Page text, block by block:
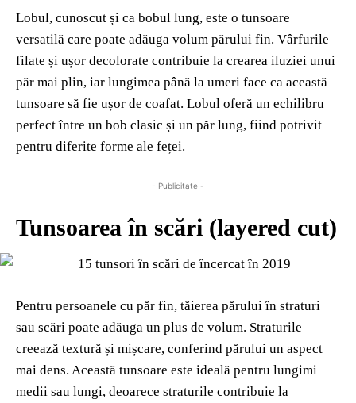
Lobul, cunoscut și ca bobul lung, este o tunsoare
versatilă care poate adăuga volum părului fin. Vârfurile
filate și ușor decolorate contribuie la crearea iluziei unui
păr mai plin, iar lungimea până la umeri face ca această
tunsoare să fie ușor de coafat. Lobul oferă un echilibru
perfect între un bob clasic și un păr lung, fiind potrivit
pentru diferite forme ale feței.
- Publicitate -
Tunsoarea în scări (layered cut)
Pentru persoanele cu păr fin, tăierea părului în straturi
sau scări poate adăuga un plus de volum. Straturile
creează textură și mișcare, conferind părului un aspect
mai dens. Această tunsoare este ideală pentru lungimi
medii sau lungi, deoarece straturile contribuie la